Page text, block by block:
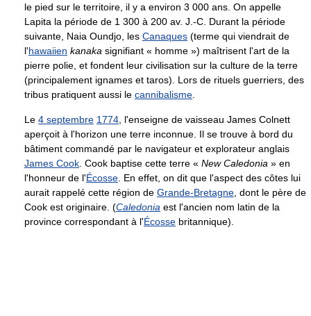
le pied sur le territoire, il y a environ 3 000 ans. On appelle
Lapita la période de 1 300 à 200 av. J.-C. Durant la période
suivante, Naia Oundjo, les Canaques (terme qui viendrait de
l'hawaiien kanaka signifiant « homme ») maîtrisent l'art de la
pierre polie, et fondent leur civilisation sur la culture de la terre
(principalement ignames et taros). Lors de rituels guerriers, des
tribus pratiquent aussi le cannibalisme
Le 4 septembre 1774 , l'enseigne de vaisseau James Colnett
aperçoit à l'horizon une terre inconnue. Il se trouve à bord du
bâtiment commandé par le navigateur et explorateur anglais
James Cook . Cook baptise cette terre « New Caledonia » en
l'honneur de l'Écosse . En effet, on dit que l'aspect des côtes lui
aurait rappelé cette région de Grande-Bretagne , dont le père de
Cook est originaire. (Caledonia est l'ancien nom latin de la
province correspondant à l'Écosse britannique).